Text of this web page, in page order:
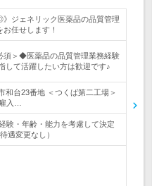
》ジェネリック医薬品の品質管理
任せします！
須＞◆医薬品の品質管理業務経験
て活躍したい方は歓迎です♪
和台23番地 ＜つくば第二工場＞
入…
験・年齢・能力を考慮して決定
遇変更なし）